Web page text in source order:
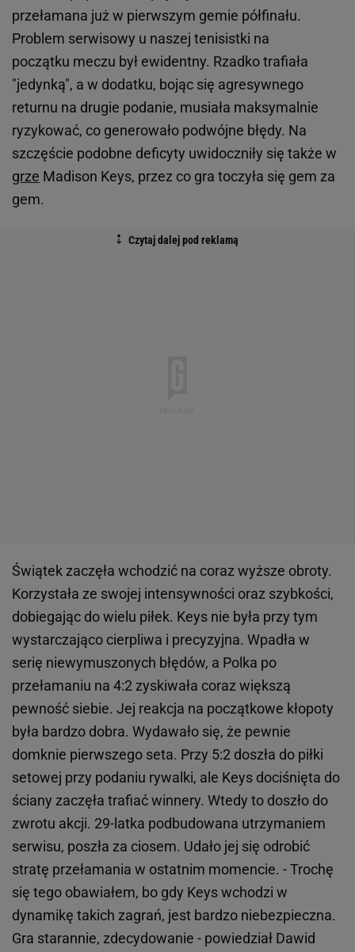
przełamana już w pierwszym gemie półfinału.
Problem serwisowy u naszej tenisistki na
początku meczu był ewidentny. Rzadko trafiała
"jedynką", a w dodatku, bojąc się agresywnego
returnu na drugie podanie, musiała maksymalnie
ryzykować, co generowało podwójne błędy. Na
szczęście podobne deficyty uwidoczniły się także w
grze Madison Keys, przez co gra toczyła się gem za
gem.
Świątek zaczęła wchodzić na coraz wyższe obroty.
Korzystała ze swojej intensywności oraz szybkości,
dobiegając do wielu piłek. Keys nie była przy tym
wystarczająco cierpliwa i precyzyjna. Wpadła w
serię niewymuszonych błędów, a Polka po
przełamaniu na 4:2 zyskiwała coraz większą
pewność siebie. Jej reakcja na początkowe kłopoty
była bardzo dobra. Wydawało się, że pewnie
domknie pierwszego seta. Przy 5:2 doszła do piłki
setowej przy podaniu rywalki, ale Keys dociśnięta do
ściany zaczęła trafiać winnery. Wtedy to doszło do
zwrotu akcji. 29-latka podbudowana utrzymaniem
serwisu, poszła za ciosem. Udało jej się odrobić
stratę przełamania w ostatnim momencie. - Trochę
się tego obawiałem, bo gdy Keys wchodzi w
dynamikę takich zagrań, jest bardzo niebezpieczna.
Gra starannie, zdecydowanie - powiedział Dawid